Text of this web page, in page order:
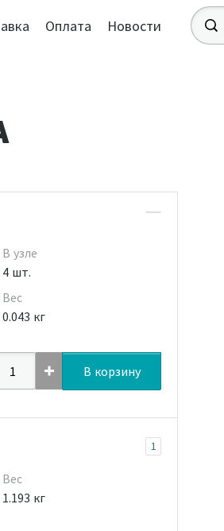
Оплата Новости
В узле
4 шт.
Вес
0.043 кг
В корзину
1
Вес
1.193 кг